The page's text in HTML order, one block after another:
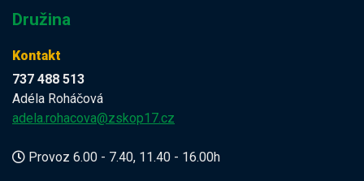
Družina
Kontakt
737 488 513
Adéla Roháčová
adela.rohacova@zskop17.cz
Provoz 6.00 - 7.40, 11.40 - 16.00h